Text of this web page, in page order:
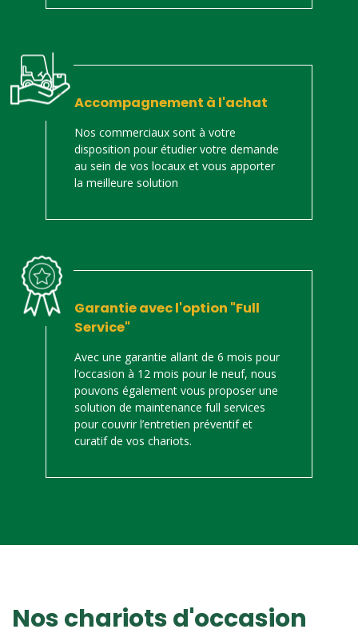
Accompagnement à l'achat
Nos commerciaux sont à votre
disposition pour étudier votre demande
au sein de vos locaux et vous apporter
la meilleure solution
Garantie avec l'option "Full
Service"
Avec une garantie allant de 6 mois pour
l’occasion à 12 mois pour le neuf, nous
pouvons également vous proposer une
solution de maintenance full services
pour couvrir l’entretien préventif et
curatif de vos chariots.
Nos chariots d'occasion